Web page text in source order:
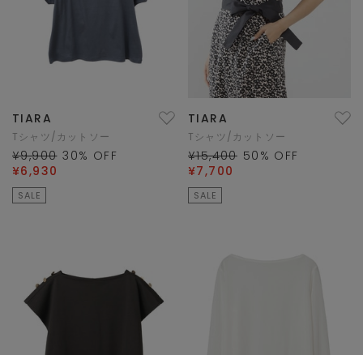
TIARA
Tシャツ/カットソー
¥9,900 30% OFF
¥6,930
SALE
TIARA
Tシャツ/カットソー
¥15,400 50 % OFF
¥7,700
SALE